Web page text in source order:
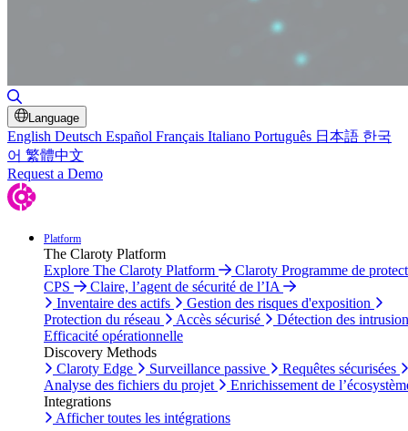
Language
English Deutsch Español Français Italiano Português 日本語 한국
어 繁體中文
Request a Demo
Platform
The Claroty Platform
Explore The Claroty Platform
Claroty Programme de
CPS
Claire, l’agent de sécurité de l’IA
Inventaire des actifs
Gestion des risques d'exposition
Protection du réseau
Accès sécurisé
Détection des
Efficacité opérationnelle
Discovery Methods
Claroty Edge
Surveillance passive
Requêtes sécurisées
Analyse des fichiers du projet
Enrichissement de
Integrations
Afficher toutes les intégrations